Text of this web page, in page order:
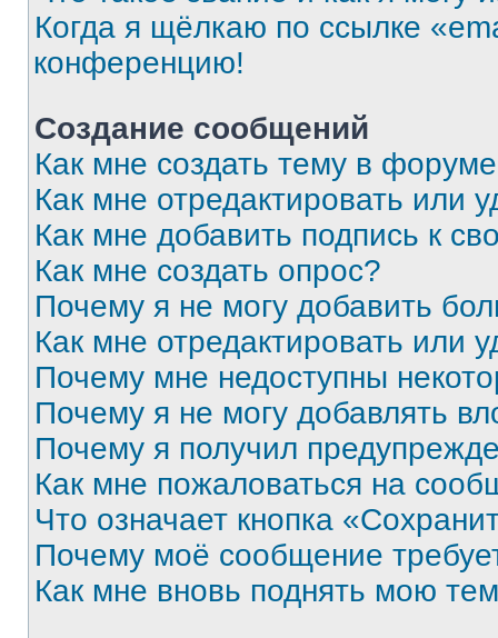
Когда я щёлкаю по ссылке
конференцию!
Создание сообщений
Как мне создать тему в
Как мне отредактировать или
Как мне добавить подпись к
Как мне создать опрос?
Почему я не могу добавить
Как мне отредактировать или
Почему мне недоступны
Почему я не могу добавлять
Почему я получил
Как мне пожаловаться на
Что означает кнопка
Почему моё сообщение
Как мне вновь поднять мою